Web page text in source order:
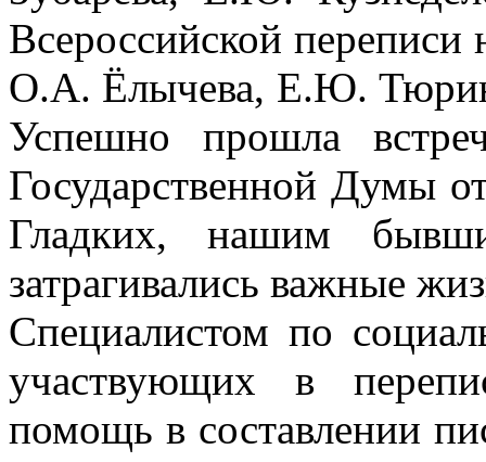
Всероссийской
О.А. Ёлычева, Е.Ю.
Успешно прошла
Государственной Думы
Гладких, нашим
затрагивались важные
Специалистом по
участвующих в
помощь в составлении